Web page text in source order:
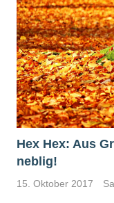
Hex Hex: Aus
neblig!
15. Oktober 2017